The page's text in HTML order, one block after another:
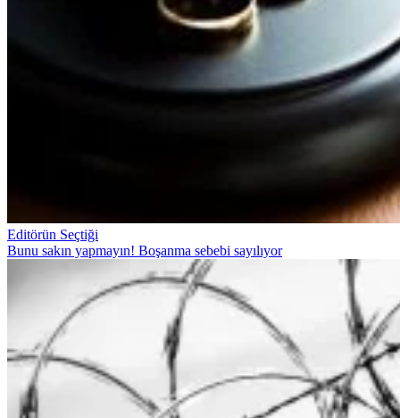
Editörün Seçtiği
Bunu sakın yapmayın! Boşanma sebebi sayılıyor